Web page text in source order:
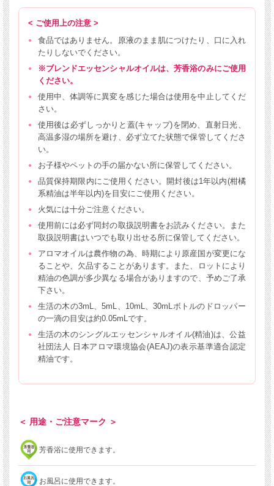
< ご使用上の注意 >
食品ではありません。原液のまま肌につけたり、口に入れ
たりしないでください。
※ブレンドエッセンシャルオイルは、芳香浴のみにご使用
ください。
使用中、体調等に異変を感じた場合は使用を中止してくだ
さい。
使用後は必ずしっかりと蓋(キャップ)を閉め、直射日光、
高温多湿の場所を避け、必ず立てた状態で保管してくださ
い。
お子様やペットの手の届かない所に保管してください。
品質保持期限内にご使用ください。開封後は1年以内(柑橘
系精油は半年以内)を目安にご使用ください。
火気には十分ご注意ください。
使用前には必ず同封の取扱説明書をお読みください。また
取扱説明書はいつでも取り出せる所に保管してください。
アロマオイルは農作物の為、時期により原産国が変更にな
ることや、欠品することがあります。また、ロットにより
精油の色調が多少異なる場合がありますので、予めご了承
下さい。
生活の木の3mL、5mL、10mL、30mLボトルのドロッパー
の一滴の目安は約0.05mLです。
生活の木のシングルエッセンシャルオイル(精油)は、公益
社団法人 日本アロマ環境協会(AEAJ)の表示基準適合認定
精油です。
＜ 用途・ご注意マーク ＞
芳香浴に使用できます。
お風呂に使用できます。